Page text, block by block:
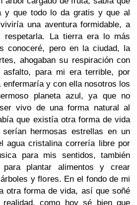
y que todo lo da gratis y que al
una aventura formidable, a
respetarla. La tierra era lo más
conoceré, pero en la ciudad, la
ahogaban su respiración con
asfalto, para mi era terrible, por
y con ella nosotros los
planeta azul, ya que no
vivo de una forma natural al
que existía otra forma de vida
hermosas estrellas en un
agua cristalina correría libre por
para mis sentidos, también
plantar alimentos y crear
y flores. En el fondo de mi
otra forma de vida, así que soñé
como hoy sé bien que